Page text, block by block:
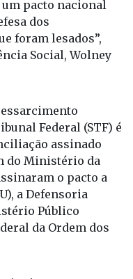
um pacto nacional
dos
foram lesados”,
Social, Wolney
Federal (STF) é
assinado
do Ministério da
o pacto a
a Defensoria
Público
da Ordem dos